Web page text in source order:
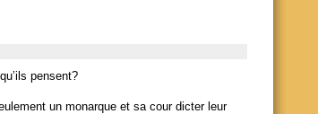
pensent?
un monarque et sa cour dicter leur